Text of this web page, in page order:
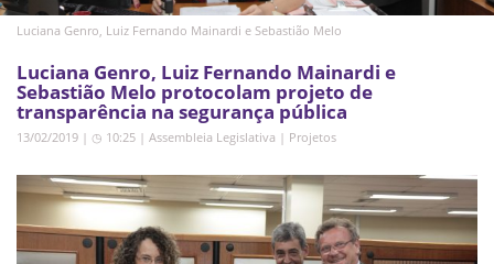
Luciana Genro, Luiz Fernando Mainardi e Sebastião Melo
Luciana Genro, Luiz Fernando Mainardi e
Sebastião Melo protocolam projeto de
transparência na segurança pública
13/02/2019 | ◷ 10:25 | Assembleia Legislativa | Projetos